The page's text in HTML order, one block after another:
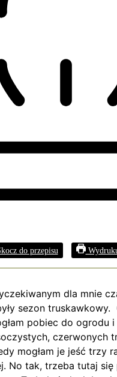
do przepisu
dla mnie
sezon truskawkowy.
pobiec do ogrodu
czerwonych
mogłam je jeść trzy
No tak, trzeba tutaj